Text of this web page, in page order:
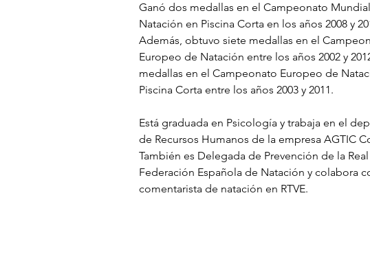
Ganó dos medallas en el Campeonato
Natación en Piscina Corta en los años 2008 y
Además, obtuvo siete medallas en el
Europeo de Natación entre los años 2002 y
medallas en el Campeonato Europeo de
Piscina Corta entre los años 2003 y 2011.
Está graduada en Psicología y trabaja en el
de Recursos Humanos de la empresa AGTIC
También es Delegada de Prevención de la Real
Federación Española de Natación y colabora
comentarista de natación en RTVE.